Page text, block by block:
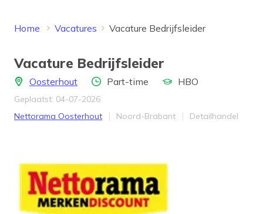
Home Vacatures Vacature Bedrijfsleider
Vacature Bedrijfsleider
LocatieOosterhoutAantal uren
Part-time Opleidingsniveau
HBO
Geplaatst: 04-07-2026
Bedrijf
Nettorama Oosterhout Provincie
Noord-Brabant Werkveld
Detailhandel